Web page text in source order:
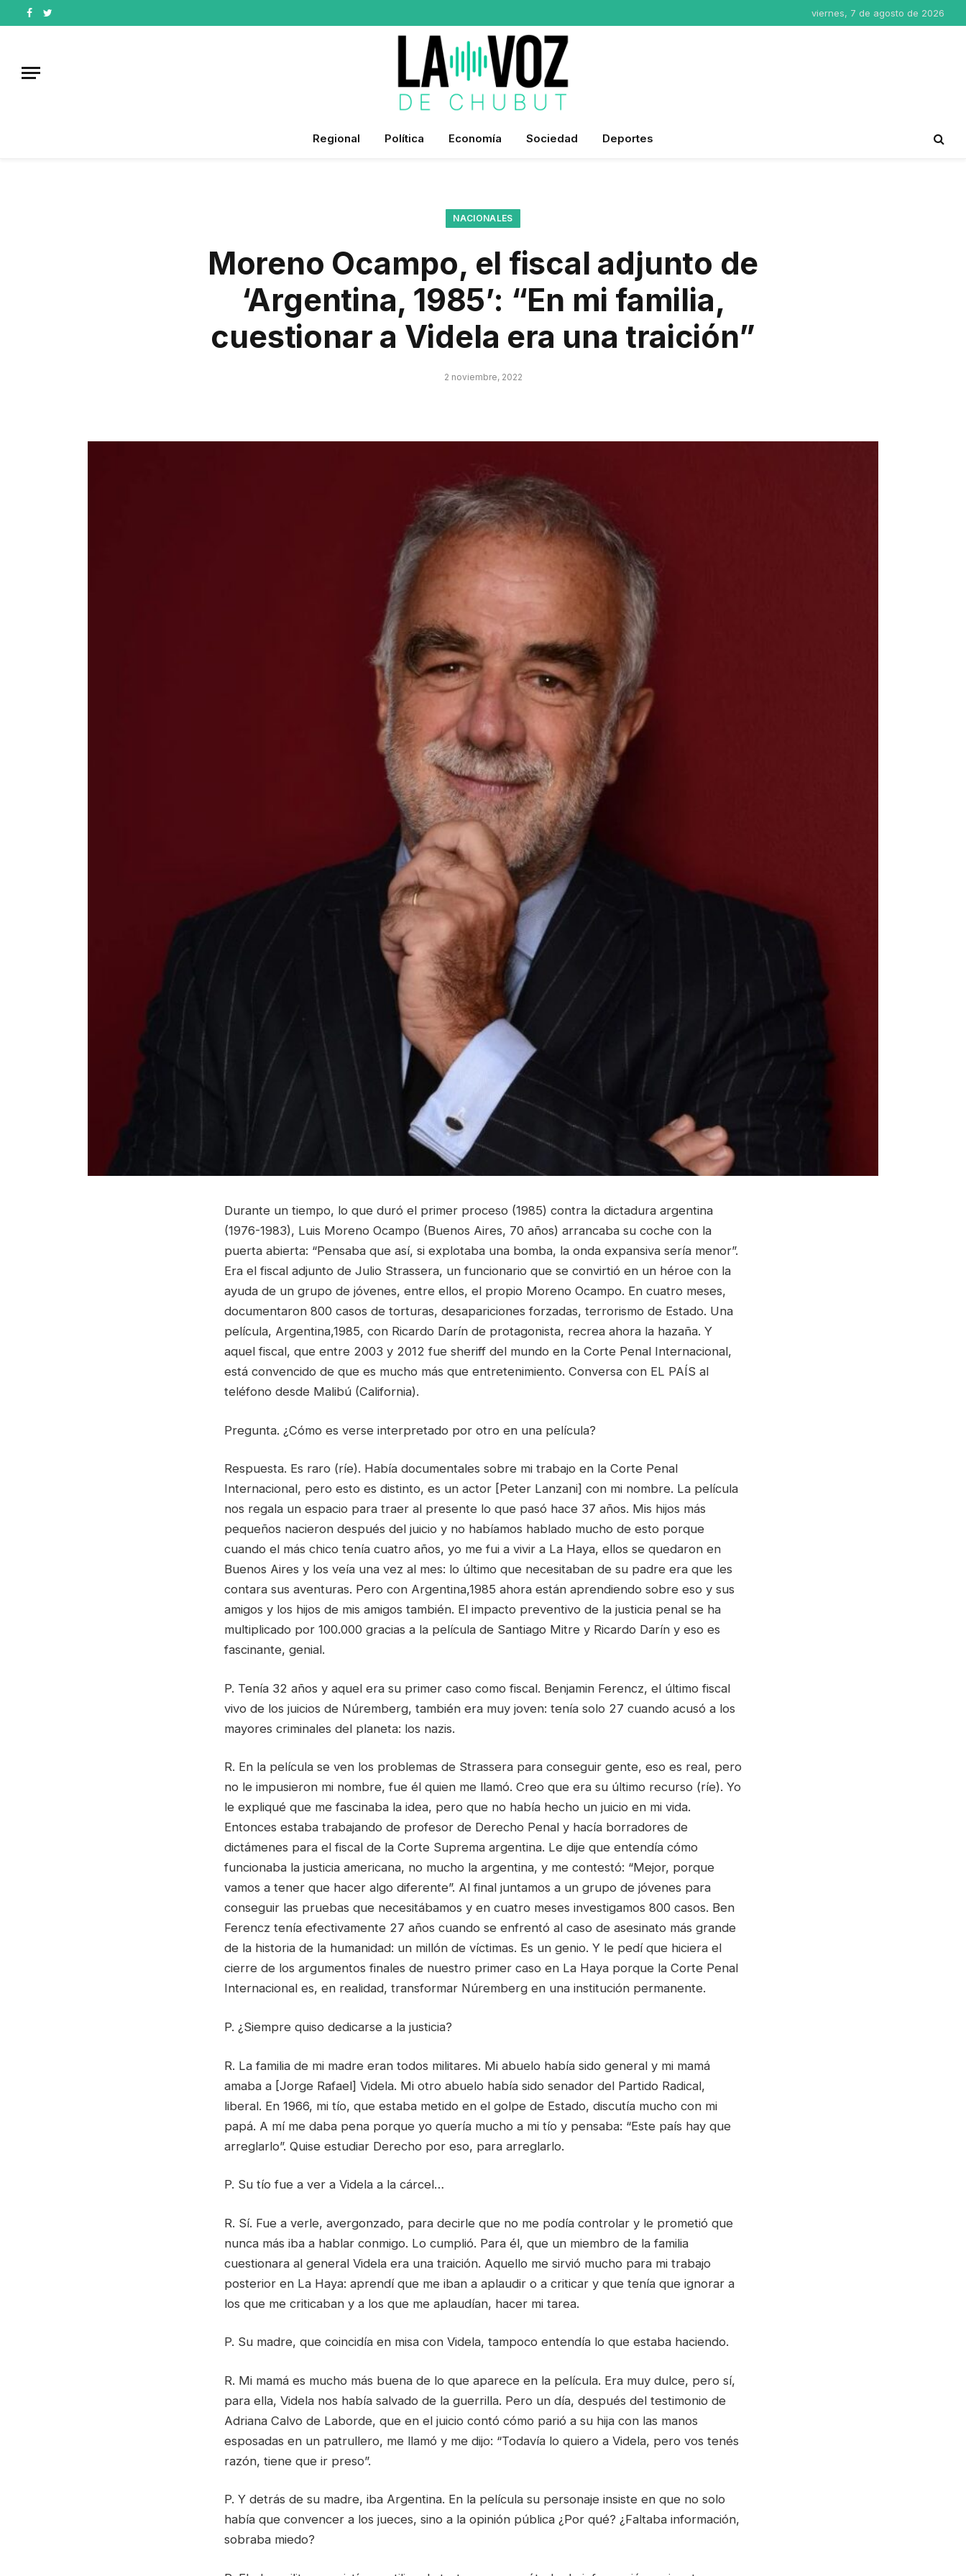
Facebook
Twitter
viernes, 7 de agosto de 2026
Regional Política Economía Sociedad Deportes
NACIONALES
Moreno Ocampo, el fiscal adjunto de
‘Argentina, 1985’: “En mi familia,
cuestionar a Videla era una traición”
2 noviembre, 2022
Durante un tiempo, lo que duró el primer proceso (1985) contra la dictadura argentina
(1976-1983), Luis Moreno Ocampo (Buenos Aires, 70 años) arrancaba su coche con la
puerta abierta: “Pensaba que así, si explotaba una bomba, la onda expansiva sería menor”.
Era el fiscal adjunto de Julio Strassera, un funcionario que se convirtió en un héroe con la
ayuda de un grupo de jóvenes, entre ellos, el propio Moreno Ocampo. En cuatro meses,
documentaron 800 casos de torturas, desapariciones forzadas, terrorismo de Estado. Una
película, Argentina,1985, con Ricardo Darín de protagonista, recrea ahora la hazaña. Y
aquel fiscal, que entre 2003 y 2012 fue sheriff del mundo en la Corte Penal Internacional,
está convencido de que es mucho más que entretenimiento. Conversa con EL PAÍS al
teléfono desde Malibú (California).
Pregunta. ¿Cómo es verse interpretado por otro en una película?
Respuesta. Es raro (ríe). Había documentales sobre mi trabajo en la Corte Penal
Internacional, pero esto es distinto, es un actor [Peter Lanzani] con mi nombre. La película
nos regala un espacio para traer al presente lo que pasó hace 37 años. Mis hijos más
pequeños nacieron después del juicio y no habíamos hablado mucho de esto porque
cuando el más chico tenía cuatro años, yo me fui a vivir a La Haya, ellos se quedaron en
Buenos Aires y los veía una vez al mes: lo último que necesitaban de su padre era que les
contara sus aventuras. Pero con Argentina,1985 ahora están aprendiendo sobre eso y sus
amigos y los hijos de mis amigos también. El impacto preventivo de la justicia penal se ha
multiplicado por 100.000 gracias a la película de Santiago Mitre y Ricardo Darín y eso es
fascinante, genial.
P. Tenía 32 años y aquel era su primer caso como fiscal. Benjamin Ferencz, el último fiscal
vivo de los juicios de Núremberg, también era muy joven: tenía solo 27 cuando acusó a los
mayores criminales del planeta: los nazis.
R. En la película se ven los problemas de Strassera para conseguir gente, eso es real, pero
no le impusieron mi nombre, fue él quien me llamó. Creo que era su último recurso (ríe). Yo
le expliqué que me fascinaba la idea, pero que no había hecho un juicio en mi vida.
Entonces estaba trabajando de profesor de Derecho Penal y hacía borradores de
dictámenes para el fiscal de la Corte Suprema argentina. Le dije que entendía cómo
funcionaba la justicia americana, no mucho la argentina, y me contestó: “Mejor, porque
vamos a tener que hacer algo diferente”. Al final juntamos a un grupo de jóvenes para
conseguir las pruebas que necesitábamos y en cuatro meses investigamos 800 casos. Ben
Ferencz tenía efectivamente 27 años cuando se enfrentó al caso de asesinato más grande
de la historia de la humanidad: un millón de víctimas. Es un genio. Y le pedí que hiciera el
cierre de los argumentos finales de nuestro primer caso en La Haya porque la Corte Penal
Internacional es, en realidad, transformar Núremberg en una institución permanente.
P. ¿Siempre quiso dedicarse a la justicia?
R. La familia de mi madre eran todos militares. Mi abuelo había sido general y mi mamá
amaba a [Jorge Rafael] Videla. Mi otro abuelo había sido senador del Partido Radical,
liberal. En 1966, mi tío, que estaba metido en el golpe de Estado, discutía mucho con mi
papá. A mí me daba pena porque yo quería mucho a mi tío y pensaba: “Este país hay que
arreglarlo”. Quise estudiar Derecho por eso, para arreglarlo.
P. Su tío fue a ver a Videla a la cárcel…
R. Sí. Fue a verle, avergonzado, para decirle que no me podía controlar y le prometió que
nunca más iba a hablar conmigo. Lo cumplió. Para él, que un miembro de la familia
cuestionara al general Videla era una traición. Aquello me sirvió mucho para mi trabajo
posterior en La Haya: aprendí que me iban a aplaudir o a criticar y que tenía que ignorar a
los que me criticaban y a los que me aplaudían, hacer mi tarea.
P. Su madre, que coincidía en misa con Videla, tampoco entendía lo que estaba haciendo.
R. Mi mamá es mucho más buena de lo que aparece en la película. Era muy dulce, pero sí,
para ella, Videla nos había salvado de la guerrilla. Pero un día, después del testimonio de
Adriana Calvo de Laborde, que en el juicio contó cómo parió a su hija con las manos
esposadas en un patrullero, me llamó y me dijo: “Todavía lo quiero a Videla, pero vos tenés
razón, tiene que ir preso”.
P. Y detrás de su madre, iba Argentina. En la película su personaje insiste en que no solo
había que convencer a los jueces, sino a la opinión pública ¿Por qué? ¿Faltaba información,
sobraba miedo?